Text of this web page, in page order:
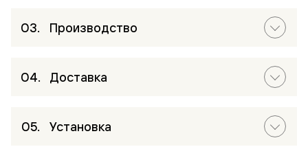
Производство
Доставка
Установка